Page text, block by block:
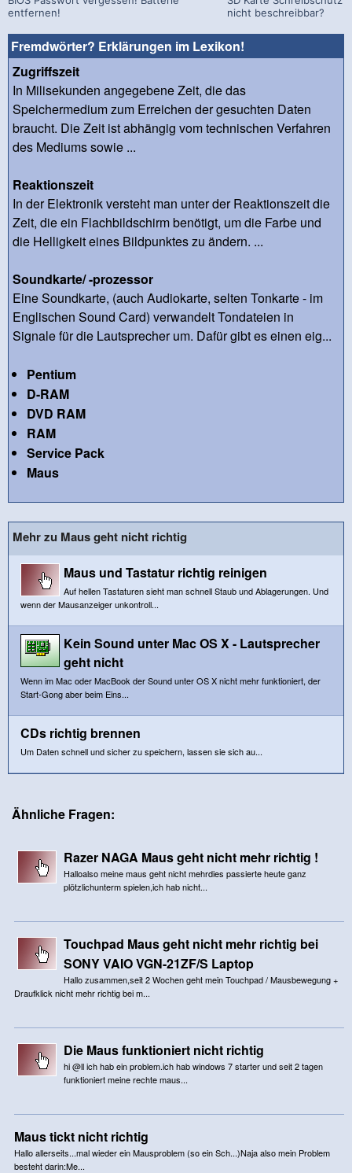
entfernen!
nicht beschreibbar?
Fremdwörter? Erklärungen im Lexikon!
Zugriffszeit
In Milisekunden angegebene Zeit, die das
Speichermedium zum Erreichen der gesuchten Daten
braucht. Die Zeit ist abhängig vom technischen Verfahren
des Mediums sowie ...
Reaktionszeit
In der Elektronik versteht man unter der Reaktionszeit die
Zeit, die ein Flachbildschirm benötigt, um die Farbe und
die Helligkeit eines Bildpunktes zu ändern. ...
Soundkarte/ -prozessor
Eine Soundkarte, (auch Audiokarte, selten Tonkarte - im
Englischen Sound Card) verwandelt Tondateien in
Signale für die Lautsprecher um. Dafür gibt es einen eig...
Pentium
D-RAM
DVD RAM
RAM
Service Pack
Maus
Mehr zu Maus geht nicht richtig
Maus und Tastatur richtig reinigen
Auf hellen Tastaturen sieht man schnell Staub und Ablagerungen. Und
wenn der Mausanzeiger unkontroll...
Kein Sound unter Mac OS X - Lautsprecher
geht nicht
Wenn im Mac oder MacBook der Sound unter OS X nicht mehr funktioniert, der
Start-Gong aber beim Eins...
CDs richtig brennen
Um Daten schnell und sicher zu speichern, lassen sie sich au...
Ähnliche Fragen:
Razer NAGA Maus geht nicht mehr richtig !
Halloalso meine maus geht nicht mehrdies passierte heute ganz
plötzlichunterm spielen,ich hab nicht...
Touchpad Maus geht nicht mehr richtig bei
SONY VAIO VGN-21ZF/S Laptop
Hallo zusammen,seit 2 Wochen geht mein Touchpad / Mausbewegung +
Draufklick nicht mehr richtig bei m...
Die Maus funktioniert nicht richtig
hi @ll ich hab ein problem.ich hab windows 7 starter und seit 2 tagen
funktioniert meine rechte maus...
Maus tickt nicht richtig
Hallo allerseits...mal wieder ein Mausproblem (so ein Sch...)Naja also mein Problem
besteht darin:Me...